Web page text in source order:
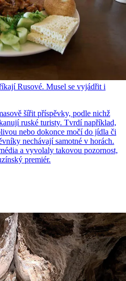
Rusové. Musel se vyjádřit i
šířit příspěvky, podle nichž
ruské turisty. Tvrdí například,
nebo dokonce močí do jídla či
nechávají samotné v horách.
a vyvolaly takovou pozornost,
premiér.